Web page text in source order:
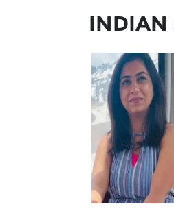
INDIAN